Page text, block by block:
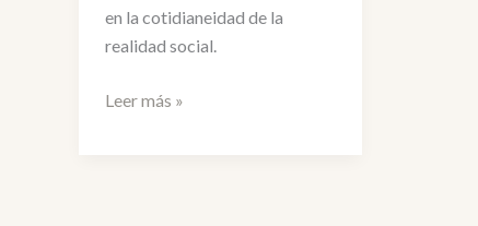
en la cotidianeidad de la
realidad social.
Game
Leer más »